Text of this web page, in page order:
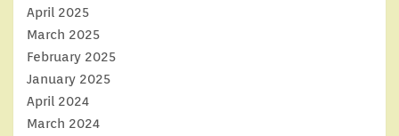
April 2025
March 2025
February 2025
January 2025
April 2024
March 2024